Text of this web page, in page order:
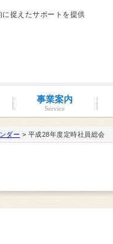
捉えたサポートを提供
事業案内
Service
ダー > 平成28年度定時社員総会